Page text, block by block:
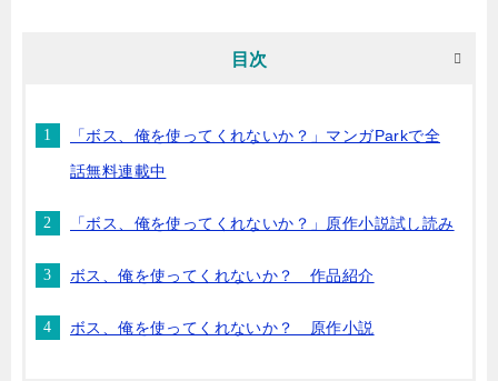
目次
「ボス、俺を使ってくれないか？」マンガParkで全
話無料連載中
「ボス、俺を使ってくれないか？」原作小説試し読み
ボス、俺を使ってくれないか？ 作品紹介
ボス、俺を使ってくれないか？ 原作小説